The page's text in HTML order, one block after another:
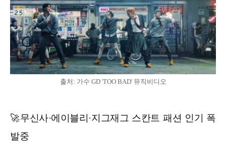
출처: 가수 GD 'TOO BAD' 뮤직비디오
🚀무신사·에이블리·지그재그 스칸트 패션 인기 폭
발중